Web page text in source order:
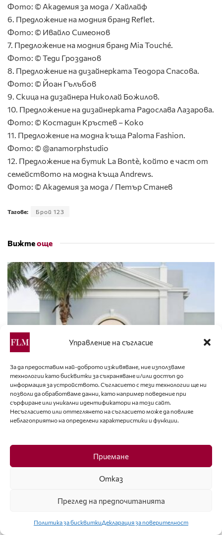
Управление на съгласие
За да предоставим най-доброто изживяване, ние използваме
технологии като бисквитки за съхраняване и/или достъп до
информация за устройството. Съгласието с тези технологии ще ни
позволи да обработваме данни, като например поведение при
сърфиране или уникални идентификатори на този сайт.
Несъгласието или оттеглянето на съгласието може да повлияе
неблагоприятно на определени характеристики и функции.
Приемане
Отказ
Преглед на предпочитанията
Политика за бисквиткиДекларация за поверителност
Фото: © Академия за мода / Хайлайф
6. Предложение на модния бранд Reflet.
Фото: © Ивайло Симеонов
7. Предложение на модния бранд Mia Touché.
Фото: © Теди Грозданов
8. Предложение на дизайнерката Теодора Спасова.
Фото: © Йоан Гълъбов
9. Скица на дизайнера Николай Божилов.
10. Предложение на дизайнерката Радослава Лазарова.
Фото: © Костадин Кръстев – Коко
11. Предложение на модна къща Paloma Fashion.
Фото: © @anamorphstudio
12. Предложение на бутик La Bontè, който е част от
семейството на модна къща Andrews.
Фото: © Академия за мода / Петър Станев
Тагове: Брой 123
Вижтеоще
НОВИНИ
„Ботега Венета“ откри нов бутик в Палм Бийч